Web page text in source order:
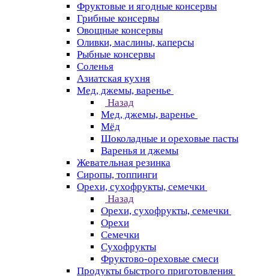
Фруктовые и ягодные консервы
Грибные консервы
Овощные консервы
Оливки, маслины, каперсы
Рыбные консервы
Соленья
Азиатская кухня
Мед, джемы, варенье
Назад
Мед, джемы, варенье
Мёд
Шоколадные и ореховые пасты
Варенья и джемы
Жевательная резинка
Сиропы, топпинги
Орехи, сухофрукты, семечки
Назад
Орехи, сухофрукты, семечки
Орехи
Семечки
Сухофрукты
Фруктово-ореховые смеси
Продукты быстрого приготовления